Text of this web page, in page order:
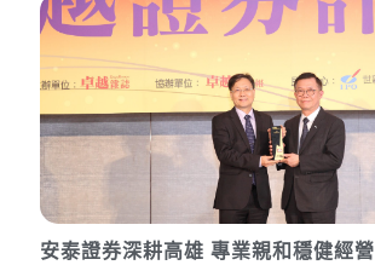
安泰證券深耕高雄 專業親和穩健經營